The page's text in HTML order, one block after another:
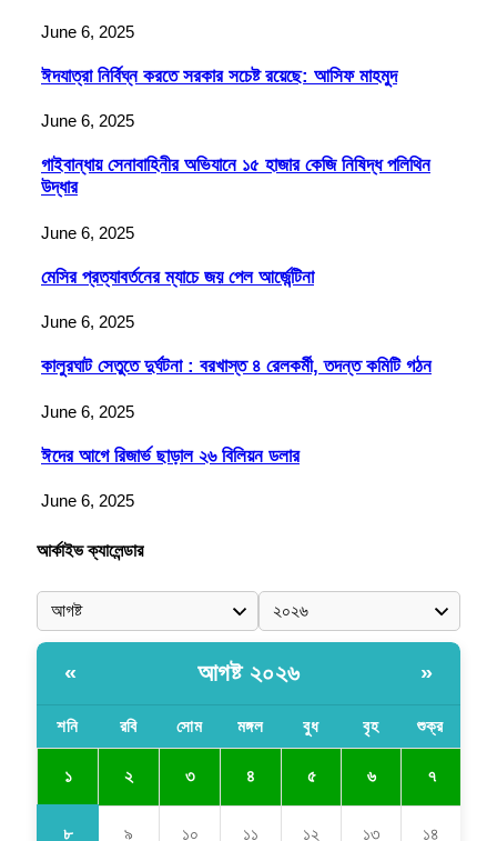
June 6, 2025
ঈদযাত্রা নির্বিঘ্ন করতে সরকার সচেষ্ট রয়েছে: আসিফ মাহমুদ
June 6, 2025
গাইবান্ধায় সেনাবাহিনীর অভিযানে ১৫ হাজার কেজি নিষিদ্ধ পলিথিন
উদ্ধার
June 6, 2025
মেসির প্রত্যাবর্তনের ম্যাচে জয় পেল আর্জেন্টিনা
June 6, 2025
কালুরঘাট সেতুতে দুর্ঘটনা : বরখাস্ত ৪ রেলকর্মী, তদন্ত কমিটি গঠন
June 6, 2025
ঈদের আগে রিজার্ভ ছাড়াল ২৬ বিলিয়ন ডলার
June 6, 2025
আর্কাইভ ক্যালেন্ডার
« আগষ্ট ২০২৬ »
শনি রবি সোম মঙ্গল বুধ বৃহ শুক্র
১ ২ ৩ ৪ ৫ ৬ ৭
৮ ৯ ১০ ১১ ১২ ১৩ ১৪